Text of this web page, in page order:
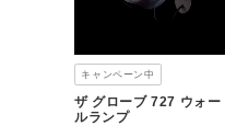
キャンペーン中
ザ グローブ 727 ウォー
ルランプ